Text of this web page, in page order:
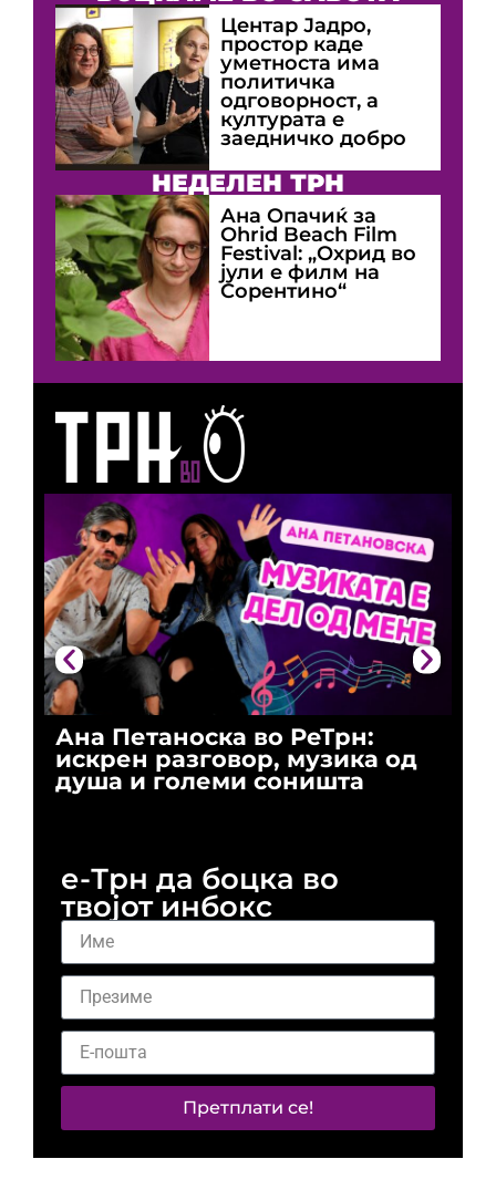
Ана Петаноска во РеТрн:
искрен разговор, музика од
душа и големи соништа
Центар Јадро,
простор каде
уметноста има
политичка
одговорност, а
културата е
заедничко добро
НЕДЕЛЕН ТРН
Ана Опачиќ за
Оhrid Beach Film
Festival: „Охрид во
јули е филм на
Сорентино“
е-Трн да боцка во
твојот инбокс
Претплати се!